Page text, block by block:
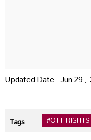
Updated Date - Jun 29
Tags #OTT RIGHTS